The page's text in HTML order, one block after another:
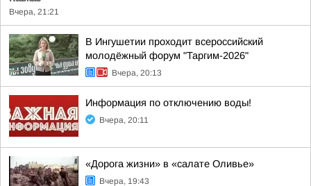
Вчера, 21:21
В Ингушетии проходит всероссийский
молодёжный форум "Таргим-2026"
Вчера, 20:13
Информация по отключению воды!
Вчера, 20:11
«Дорога жизни» в «салате Оливье»
Вчера, 19:43